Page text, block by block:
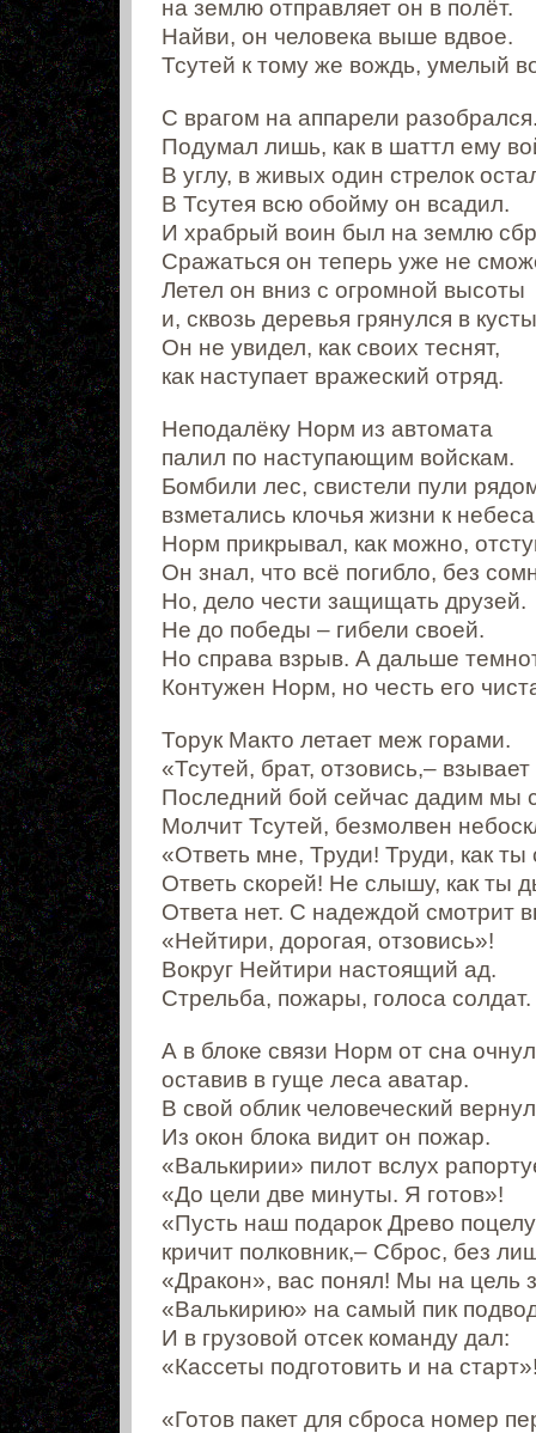
на землю отправляет он в полёт.
Найви, он человека выше вдвое.
Тсутей к тому же вождь, умелый
С врагом на аппарели
Подумал лишь, как в шаттл ему
В углу, в живых один стрелок
В Тсутея всю обойму он всадил.
И храбрый воин был на землю
Сражаться он теперь уже не
Летел он вниз с огромной высоты
и, сквозь деревья грянулся в
Он не увидел, как своих теснят,
как наступает вражеский отряд.
Неподалёку Норм из автомата
палил по наступающим войскам.
Бомбили лес, свистели пули
взметались клочья жизни к
Норм прикрывал, как можно,
Он знал, что всё погибло, без
Но, дело чести защищать друзей.
Не до победы – гибели своей.
Но справа взрыв. А дальше
Контужен Норм, но честь его
Торук Макто летает меж горами.
«Тсутей, брат, отзовись,–
Последний бой сейчас дадим мы
Молчит Тсутей, безмолвен
«Ответь мне, Труди! Труди, как
Ответь скорей! Не слышу, как ты
Ответа нет. С надеждой смотрит
«Нейтири, дорогая, отзовись»!
Вокруг Нейтири настоящий ад.
Стрельба, пожары, голоса солдат.
А в блоке связи Норм от сна
оставив в гуще леса аватар.
В свой облик человеческий
Из окон блока видит он пожар.
«Валькирии» пилот вслух
«До цели две минуты. Я готов»!
«Пусть наш подарок Древо
кричит полковник,– Сброс, без
«Дракон», вас понял! Мы на цель
«Валькирию» на самый пик
И в грузовой отсек команду дал:
«Кассеты подготовить и на
«Готов пакет для сброса номер